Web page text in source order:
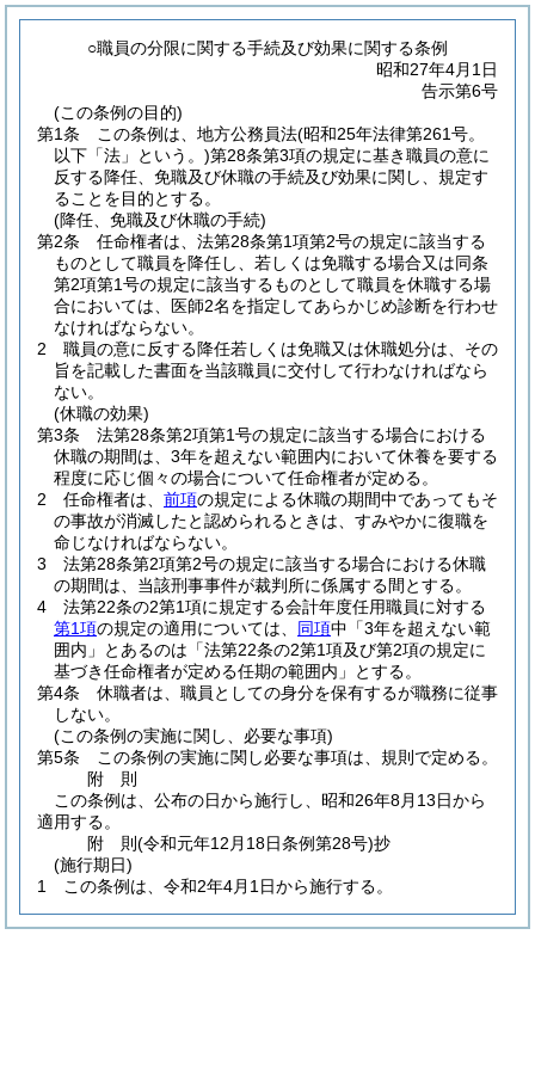
○職員の分限に関する手続及び効果に関する条例
昭和27年4月1日
告示第6号
(この条例の目的)
第1条
この条例は、地方公務員法(昭和25年法律第261号。
以下「法」という。)第28条第3項の規定に基き職員の意に
反する降任、免職及び休職の手続及び効果に関し、規定す
ることを目的とする。
(降任、免職及び休職の手続)
第2条
任命権者は、法第28条第1項第2号の規定に該当する
ものとして職員を降任し、若しくは免職する場合又は同条
第2項第1号の規定に該当するものとして職員を休職する場
合においては、医師2名を指定してあらかじめ診断を行わせ
なければならない。
2
職員の意に反する降任若しくは免職又は休職処分は、その
旨を記載した書面を当該職員に交付して行わなければなら
ない。
(休職の効果)
第3条
法第28条第2項第1号の規定に該当する場合における
休職の期間は、3年を超えない範囲内において休養を要する
程度に応じ個々の場合について任命権者が定める。
2
任命権者は、 前項の規定による休職の期間中であってもそ
の事故が消滅したと認められるときは、すみやかに復職を
命じなければならない。
3
法第28条第2項第2号の規定に該当する場合における休職
の期間は、当該刑事事件が裁判所に係属する間とする。
4
法第22条の2第1項に規定する会計年度任用職員に対する
第1項の規定の適用については、 同項中「3年を超えない範
囲内」とあるのは「法第22条の2第1項及び第2項の規定に
基づき任命権者が定める任期の範囲内」とする。
第4条
休職者は、職員としての身分を保有するが職務に従事
しない。
(この条例の実施に関し、必要な事項)
第5条
この条例の実施に関し必要な事項は、規則で定める。
附 則
この条例は、公布の日から施行し、昭和26年8月13日から
適用する。
附 則(令和元年12月18日条例第28号)抄
(施行期日)
1
この条例は、令和2年4月1日から施行する。